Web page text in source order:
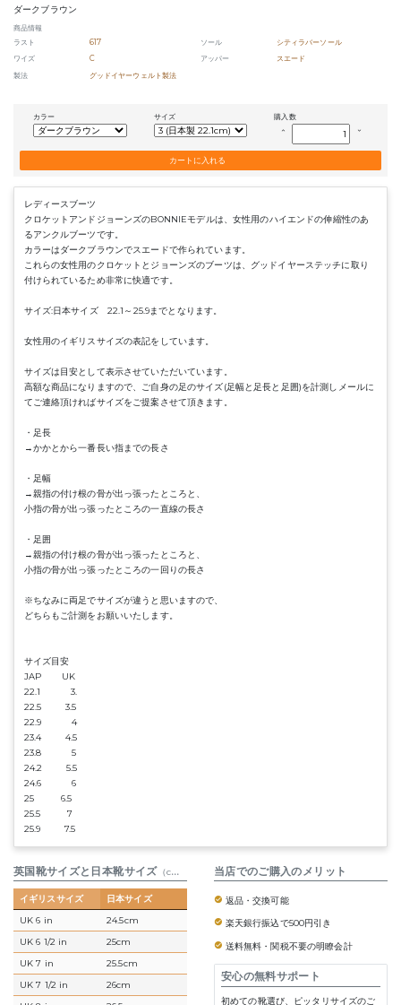
ダークブラウン
商品情報
ラスト
617 ソール
シティラバーソール
ワイズ
C アッパー
スエード
製法
グッドイヤーウェルト製法
カラー サイズ 購入数
keyboard_arrow_up keyboard_arrow_down
レディースブーツ
クロケットアンドジョーンズのBONNIEモデルは、女性用のハイエンドの伸縮性のあ
るアンクルブーツです。
カラーはダークブラウンでスエードで作られています。
これらの女性用のクロケットとジョーンズのブーツは、グッドイヤーステッチに取り
付けられているため非常に快適です。
サイズ:日本サイズ 22.1～25.9までとなります。
女性用のイギリスサイズの表記をしています。
サイズは目安として表示させていただいています。
高額な商品になりますので、ご自身の足のサイズ(足幅と足長と足囲)を計測しメールに
てご連絡頂ければサイズをご提案させて頂きます。
・足長
→かかとから一番長い指までの長さ
・足幅
→親指の付け根の骨が出っ張ったところと、
小指の骨が出っ張ったところの一直線の長さ
・足囲
→親指の付け根の骨が出っ張ったところと、
小指の骨が出っ張ったところの一回りの長さ
※ちなみに両足でサイズが違うと思いますので、
どちらもご計測をお願いいたします。
サイズ目安
JAP UK
22.1 3.
22.5 3.5
22.9 4
23.4 4.5
23.8 5
24.2 5.5
24.6 6
25 6.5
25.5 7
25.9 7.5
英国靴サイズと日本靴サイズ （cm） 参考表
イギリスサイズ 日本サイズ
UK 6 in 24.5cm
UK 6 1/2 in 25cm
UK 7 in 25.5cm
UK 7 1/2 in 26cm
当店でのご購入のメリット
返品・交換可能
楽天銀行振込で500円引き
送料無料・関税不要の明瞭会計
安心の無料サポート
初めての靴選び、ピッタリサイズのご